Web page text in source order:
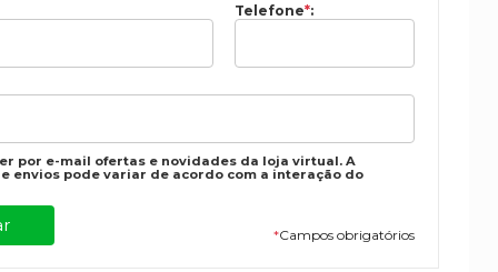
Telefone*:
por e-mail ofertas e novidades da loja virtual. A
envios pode variar de acordo com a interação do
*Campos obrigatórios